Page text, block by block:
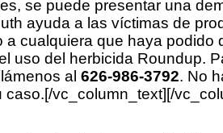
se puede presentar una
ayuda a las víctimas de
cualquiera que haya podido
uso del herbicida Roundup.
al 626-986-3792. No
vc_column_text][/